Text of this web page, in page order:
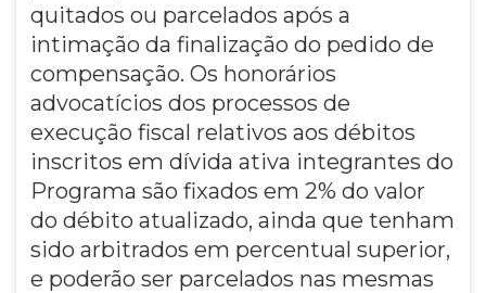
quitados ou parcelados após a
intimação da finalização do pedido de
compensação. Os honorários
advocatícios dos processos de
execução fiscal relativos aos débitos
inscritos em dívida ativa integrantes do
Programa são fixados em 2% do valor
do débito atualizado, ainda que tenham
sido arbitrados em percentual superior,
e poderão ser parcelados nas mesmas